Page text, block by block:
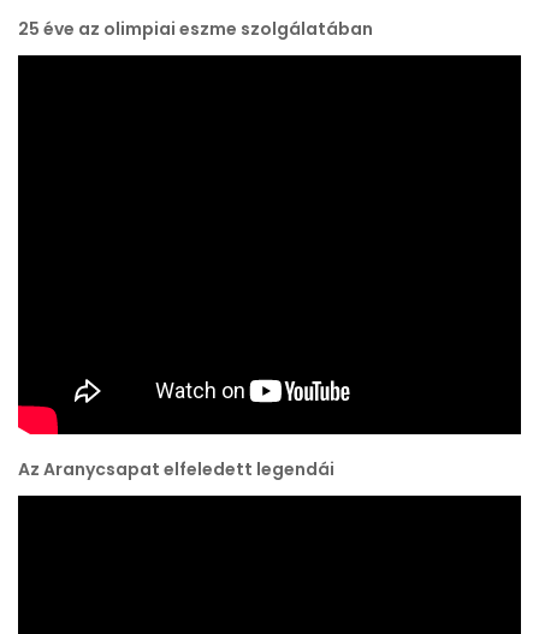
25 éve az olimpiai eszme szolgálatában
Az Aranycsapat elfeledett legendái